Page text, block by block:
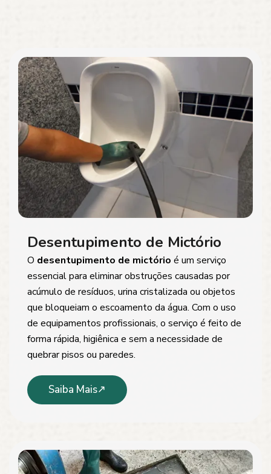
Desentupimento de Mictório
O desentupimento de mictório é um serviço
essencial para eliminar obstruções causadas por
acúmulo de resíduos, urina cristalizada ou objetos
que bloqueiam o escoamento da água. Com o uso
de equipamentos profissionais, o serviço é feito de
forma rápida, higiênica e sem a necessidade de
quebrar pisos ou paredes.
Saiba Mais